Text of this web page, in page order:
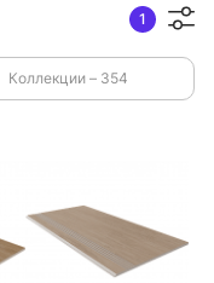
1
Коллекции – 354